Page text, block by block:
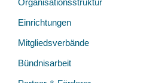
Einrichtungen
Mitgliedsverbände
Bündnisarbeit